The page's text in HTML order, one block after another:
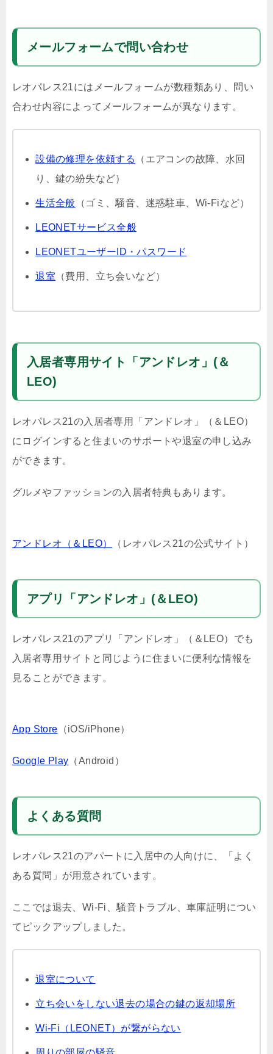
メールフォームで問い合わせ
レオパレス21にはメールフォームが数種類あり、問い
合わせ内容によってメールフォームが異なります。
設備の修理を依頼する
（エアコンの故障、水回
り、鍵の紛失など）
生活全般 （ゴミ、騒音、迷惑駐車、Wi-Fiなど）
LEONETサービス全般
LEONETユーザーID・パスワード
退室 （費用、立ち会いなど）
入居者専用サイト「アンドレオ」(＆
LEO)
レオパレス21の入居者専用「アンドレオ」（＆LEO）
にログインすると住まいのサポートや退室の申し込み
ができます。
グルメやファッションの入居者特典もあります。
アンドレオ（＆LEO） （レオパレス21の公式サイト）
アプリ「アンドレオ」(＆LEO)
レオパレス21のアプリ「アンドレオ」（＆LEO）でも
入居者専用サイトと同じように住まいに便利な情報を
見ることができます。
App Store （iOS/iPhone）
Google Play （Android）
よくある質問
レオパレス21のアパートに入居中の人向けに、「よく
ある質問」が用意されています。
ここでは退去、Wi-Fi、騒音トラブル、車庫証明につい
てピックアップしました。
退室について
立ち会いをしない退去の場合の鍵の返却場所
Wi-Fi（LEONET）が繋がらない